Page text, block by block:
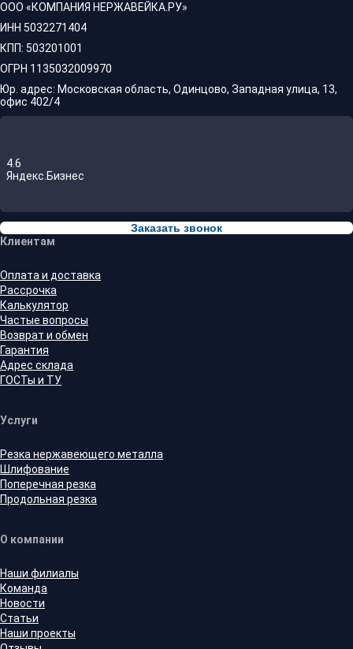
ООО «КОМПАНИЯ НЕРЖАВЕЙКА.РУ»
ИНН 5032271404
КПП: 503201001
ОГРН 1135032009970
Юр. адрес: Московская область, Одинцово, Западная улица, 13,
офис 402/4
4.6
Яндекс.Бизнес
Заказать звонок
Клиентам
Оплата и доставка
Рассрочка
Калькулятор
Частые вопросы
Возврат и обмен
Гарантия
Адрес склада
ГОСТы и ТУ
Услуги
Резка нержавеющего металла
Шлифование
Поперечная резка
Продольная резка
О компании
Наши филиалы
Команда
Новости
Статьи
Наши проекты